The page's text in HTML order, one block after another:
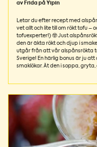
av Frida på Yipin
Letar du efter recept med
vet allt och lite till om rökt tofu –
tofuexperter!) 🤓 Just
den är äkta rökt och djup i
utgår från att vår alspånsrökta
Sverige! En härlig bonus är ju
smaklökar. Ät den i soppa,